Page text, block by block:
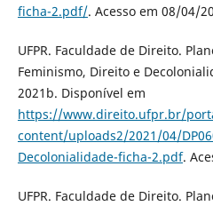
ficha-2.pdf/. Acesso em 08/04/
UFPR. Faculdade de Direito.
Feminismo, Direito e
2021b. Disponível em
https://www.direito.ufpr.br/
content/uploads2/2021/04/
Decolonialidade-ficha-2.pdf.
UFPR. Faculdade de Direito.